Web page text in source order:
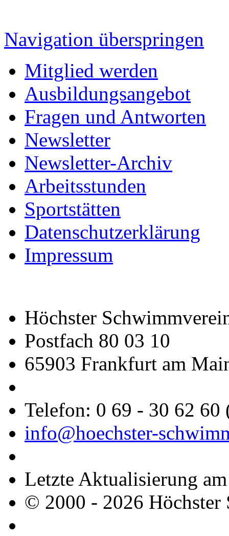
Navigation überspringen
Mitglied werden
Ausbildungsangebot
Fragen und Antworten
Newsletter
Newsletter-Archiv
Arbeitsstunden
Sportstätten
Datenschutzerklärung
Impressum
Höchster
Postfach 80 03 10
65903 Frankfurt am
Telefon: 0 69 - 30 62 60
info@hoechster-
Letzte Aktualisierung
© 2000 - 2026 Höchster